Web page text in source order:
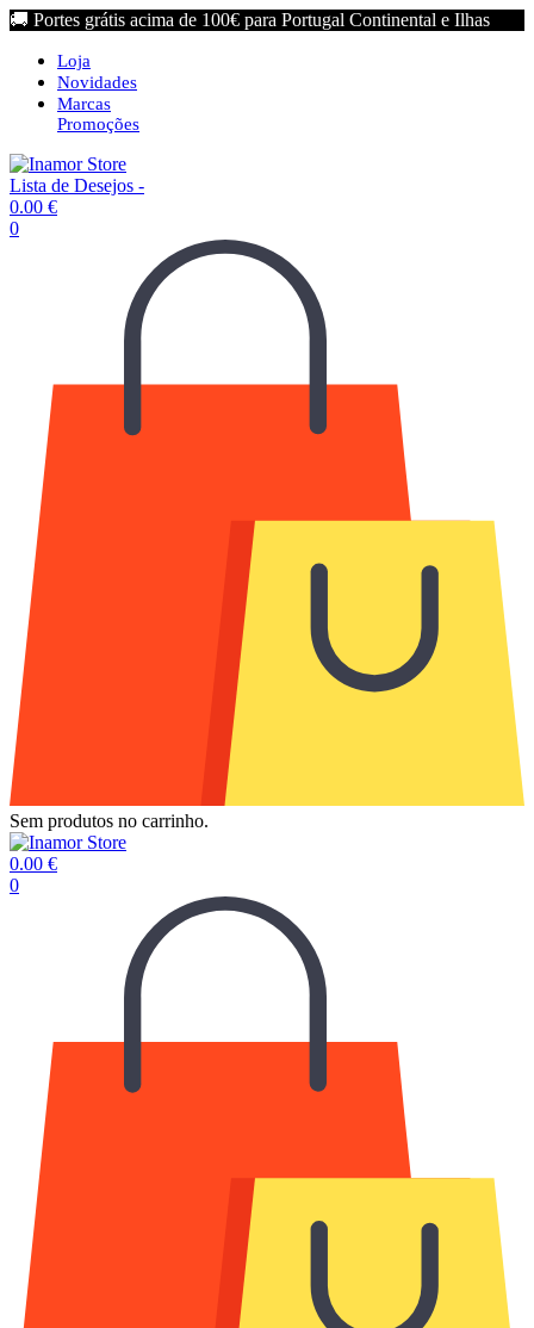
🚚 Portes grátis acima de 100€ para Portugal Continental e Ilhas
Loja
Novidades
Marcas
Promoções
Lista de Desejos -
0.00 €
0
Sem produtos no carrinho.
0.00 €
0